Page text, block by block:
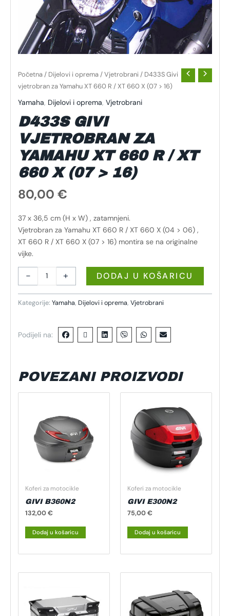
Početna / Dijelovi i oprema /Vjetrobrani / D433S Givi
vjetrobran za Yamahu XT 660 R / XT 660 X (07 > 16)
Yamaha, Dijelovi i oprema, Vjetrobrani
D433S GIVI
VJETROBRAN ZA
YAMAHU XT 660 R / XT
660 X (07 > 16)
80,00 €
37 x 36,5 cm (H x W) , zatamnjeni.
Vjetrobran za Yamahu XT 660 R / XT 660 X (04 > 06) ,
XT 660 R / XT 660 X (07 > 16) montira se na originalne
vijke.
- + DODAJ U KOŠARICU
Kategorije: Yamaha, Dijelovi i oprema, Vjetrobrani
Podijeli na:
POVEZANI PROIZVODI
Koferi za motocikle
GIVI B360N2
132,00€
Dodaj u košaricu
Koferi za motocikle
GIVI E300N2
75,00€
Dodaj u košaricu